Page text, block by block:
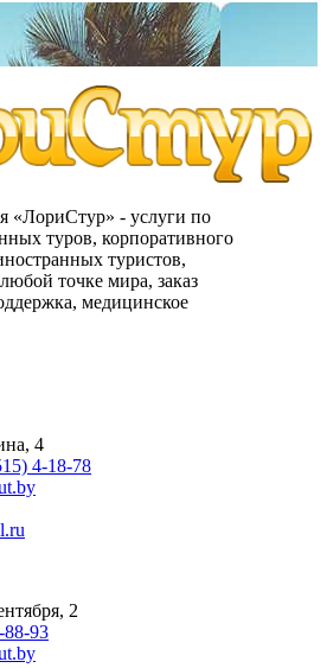
«ЛориСтур» - услуги по
туров, корпоративного
туристов,
точке мира, заказ
медицинское
4
4-18-78
2
88-93